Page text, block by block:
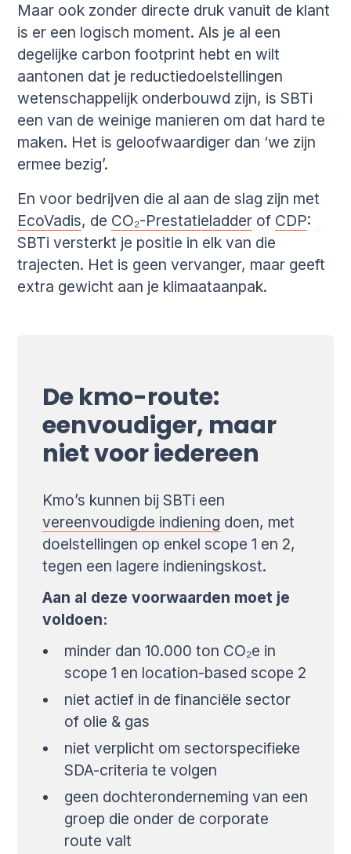
Maar ook zonder directe druk vanuit de klant
is er een logisch moment. Als je al een
degelijke carbon footprint hebt en wilt
aantonen dat je reductiedoelstellingen
wetenschappelijk onderbouwd zijn, is SBTi
een van de weinige manieren om dat hard te
maken. Het is geloofwaardiger dan ‘we zijn
ermee bezig’.
En voor bedrijven die al aan de slag zijn met
EcoVadis, de CO₂-Prestatieladder of CDP:
SBTi versterkt je positie in elk van die
trajecten. Het is geen vervanger, maar geeft
extra gewicht aan je klimaataanpak.
De kmo-route:
eenvoudiger, maar
niet voor iedereen
Kmo’s kunnen bij SBTi een
vereenvoudigde indiening doen, met
doelstellingen op enkel scope 1 en 2,
tegen een lagere indieningskost.
Aan al deze voorwaarden moet je
voldoen:
minder dan 10.000 ton CO₂e in
scope 1 en location-based scope 2
niet actief in de financiële sector
of olie & gas
niet verplicht om sectorspecifieke
SDA-criteria te volgen
geen dochteronderneming van een
groep die onder de corporate
route valt